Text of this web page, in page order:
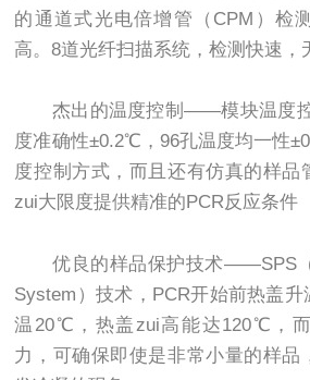
的通道式光电倍增管（CPM）检
高。8道光纤扫描系统，检测快速，
杰出的温度控制——模块温度控
度准确性±0.2℃，96孔温度均一性
度控制方式，而且还有仿真的样品
zui大限度提供精准的PCR反应条件
优良的样品保护技术——SPS（
System）技术，PCR开始前热盖
温20℃，热盖zui高能达120℃，
力，可确保即使是非常小量的样品